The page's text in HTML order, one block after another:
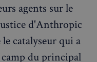
agents sur le
d'Anthropic
catalyseur qui a
du principal